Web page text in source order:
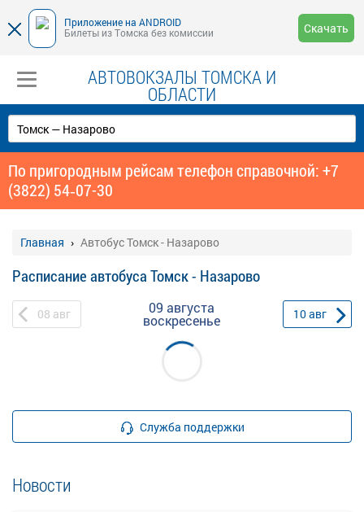
Приложение на ANDROID
Билеты из Томска без комиссии
Скачать
АВТОВОКЗАЛЫ ТОМСКА И
ОБЛАСТИ
По пригородным рейсам телефон справочной: +7
(3822) 54‑07-30
Главная Автобус Томск - Назарово
Расписание автобуса Томск - Назарово
08 авг 09 августа
воскресенье 10авг
Служба поддержки
Новости